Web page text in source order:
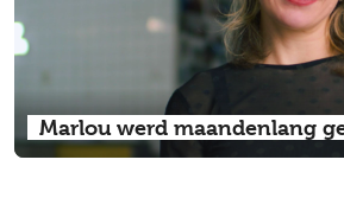
Marlou werd maandenlang